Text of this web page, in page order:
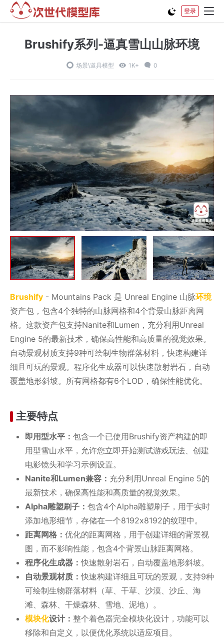
登录
Brushify系列-逼真雪山山脉环境
场景\道具模型 1K+ 0
Brushify - Mountains Pack 是 Unreal Engine 山脉环境
资产包，包含4个独特的山脉网格和4个背景山脉距离网
格。这款资产包支持Nanite和Lumen，充分利用Unreal
Engine 5的最新技术，确保高性能和高质量的视觉效果。
自动景观材质支持9种可绘制生物群落材料，快速构建详
细且可玩的景观。程序化生成器可以快速散射岩石，自动
覆盖地形斜坡。所有网格都有6个LOD，确保性能优化。
主要特点
即用型水平： 包含一个已使用Brushify资产构建的即
用型雪山水平，允许您立即开始测试游戏玩法、创建
电影镜头和学习示例设置。
Nanite和Lumen兼容： 充分利用Unreal Engine 5的
最新技术，确保高性能和高质量的视觉效果。
Alpha雕塑刷子： 包含4个Alpha雕塑刷子，用于实时
添加地形细节，存储在一个8192x8192的纹理中。
距离网格： 优化的距离网格，用于创建详细的背景视
图，而不影响性能，包含4个背景山脉距离网格。
程序化生成器：快速散射岩石，自动覆盖地形斜坡。
自动景观材质：快速构建详细且可玩的景观，支持9种
可绘制生物群落材料（草、干草、沙漠、沙丘、海
滩、森林、干燥森林、雪地、泥地）。
模块化设计： 整个着色器完全模块化设计，功能可以
移除和自定义，以便优化系统以适应项目。